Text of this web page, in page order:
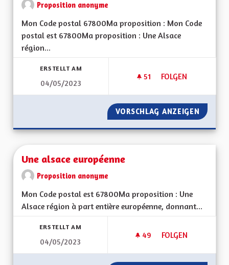
Proposition anonyme
Mon Code postal 67800Ma proposition : Mon Code
postal est 67800Ma proposition : Une Alsace
région...
ERSTELLT AM
04/05/2023
51 51 FOLLOWER
FOLGEN
UNE ALSACE
VORSCHLAG ANZEIGEN UNE
Une alsace européenne
Proposition anonyme
Mon Code postal est 67800Ma proposition : Une
Alsace région à part entière européenne, donnant...
ERSTELLT AM
04/05/2023
49 49 FOLLOWER
FOLGEN
UNE ALSACE